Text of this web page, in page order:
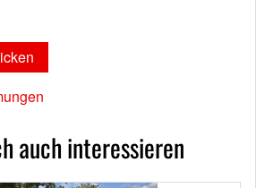
auch interessieren